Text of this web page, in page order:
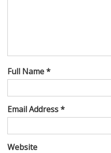
Full Name *
Email Address *
Website